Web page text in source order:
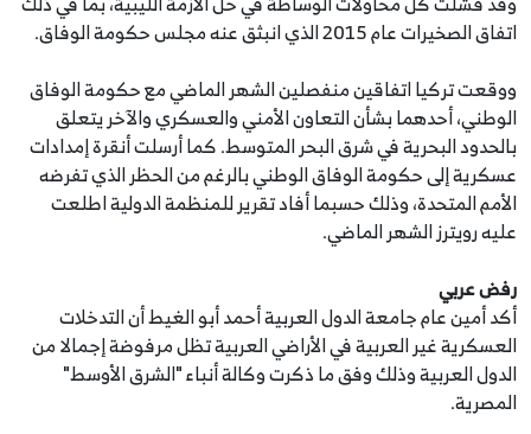
اتفاق الصخيرات عام 2015 الذي انبثق عنه مجلس حكومة الوفاق.
ووقعت تركيا اتفاقين منفصلين الشهر الماضي مع حكومة الوفاق
الوطني، أحدهما بشأن التعاون الأمني والعسكري والآخر يتعلق
بالحدود البحرية في شرق البحر المتوسط. كما أرسلت أنقرة إمدادات
عسكرية إلى حكومة الوفاق الوطني بالرغم من الحظر الذي تفرضه
الأمم المتحدة، وذلك حسبما أفاد تقرير للمنظمة الدولية اطلعت
عليه رويترز الشهر الماضي.
رفض عربي
أكد أمين عام جامعة الدول العربية أحمد أبو الغيط أن التدخلات
العسكرية غير العربية في الأراضي العربية تظل مرفوضة إجمالا من
الدول العربية وذلك وفق ما ذكرت وكالة أنباء "الشرق الأوسط"
المصرية.